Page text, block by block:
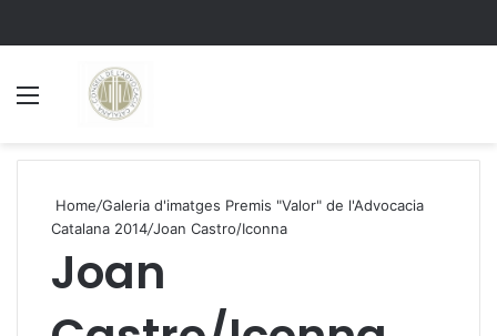
Home/Galeria d'imatges Premis "Valor" de l'Advocacia
Catalana 2014/Joan Castro/Iconna
Joan